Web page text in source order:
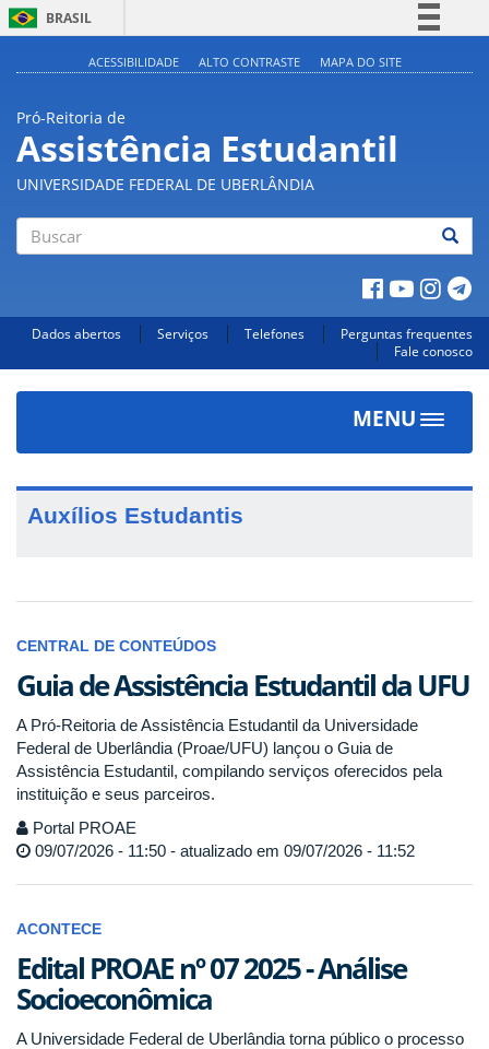
BRASIL
Acesso à informação
Legislação
Canais
ACESSIBILIDADE ALTO CONTRASTE MAPA DO SITE
Pró-Reitoria de
Assistência Estudantil
UNIVERSIDADE FEDERAL DE UBERLÂNDIA
Dados abertos Serviços Telefones
Perguntas frequentes
Fale conosco
MENU
Toggle
Auxílios Estudantis
CENTRAL DE CONTEÚDOS
Guia de Assistência Estudantil da UFU
A Pró-Reitoria de Assistência Estudantil da Universidade
Federal de Uberlândia (Proae/UFU) lançou o Guia de
Assistência Estudantil, compilando serviços oferecidos pela
instituição e seus parceiros.
Portal PROAE
09/07/2026 - 11:50 - atualizado em 09/07/2026 - 11:52
ACONTECE
Edital PROAE nº 07 2025 - Análise
Socioeconômica
A Universidade Federal de Uberlândia torna público o processo